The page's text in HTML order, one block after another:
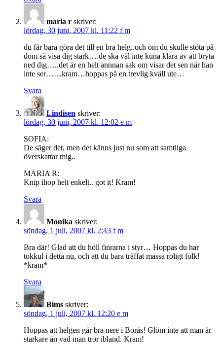
maria r skriver:
lördag, 30 juni, 2007 kl. 11:22 f m
du får bara göra det till en bra helg..och om du skulle stöta på
dom så visa dig stark….de ska väl inte kuna klara av att bryta
ned dig…..det är en helt annnan sak om visar det sen när han
inte ser……kram…hoppas på en trevlig kväll ute…
Svara
Lindisen skriver:
lördag, 30 juni, 2007 kl. 12:02 e m
SOFIA:
De säger det, men det känns just nu som att samtliga
överskattar mig..
MARIA R:
Knip ihop helt enkelt.. got it! Kram!
Svara
Monika skriver:
söndag, 1 juli, 2007 kl. 2:43 f m
Bra där! Glad att du höll finrarna i styr… Hoppas du har
tokkul i detta nu, och att du bara träffat massa roligt folk!
*kram*
Svara
Bims skriver:
söndag, 1 juli, 2007 kl. 12:20 e m
Hoppas att helgen går bra nere i Borås! Glöm inte att man är
starkare än vad man tror ibland. Kram!